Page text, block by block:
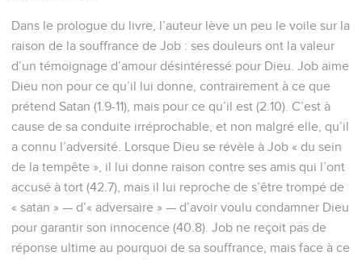
Dans le prologue du livre, l’auteur lève un peu le voile sur la
raison de la souffrance de Job : ses douleurs ont la valeur
d’un témoignage d’amour désintéressé pour Dieu. Job aime
Dieu non pour ce qu’il lui donne, contrairement à ce que
prétend Satan (1.9-11), mais pour ce qu’il est (2.10). C’est à
cause de sa conduite irréprochable, et non malgré elle, qu’il
a connu l’adversité. Lorsque Dieu se révèle à Job « du sein
de la tempête », il lui donne raison contre ses amis qui l’ont
accusé à tort (42.7), mais il lui reproche de s’être trompé de
« satan » — d’« adversaire » — d’avoir voulu condamner Dieu
pour garantir son innocence (40.8). Job ne reçoit pas de
réponse ultime au pourquoi de sa souffrance, mais face à ce